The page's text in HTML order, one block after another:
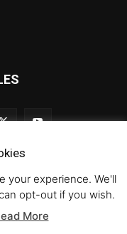
Magazine (Versión 4.0)
Contacto
your experience. We'll
opt-out if you wish.
More